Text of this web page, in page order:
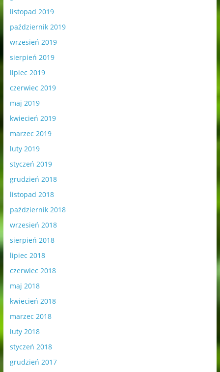
listopad 2019
październik 2019
wrzesień 2019
sierpień 2019
lipiec 2019
czerwiec 2019
maj 2019
kwiecień 2019
marzec 2019
luty 2019
styczeń 2019
grudzień 2018
listopad 2018
październik 2018
wrzesień 2018
sierpień 2018
lipiec 2018
czerwiec 2018
maj 2018
kwiecień 2018
marzec 2018
luty 2018
styczeń 2018
grudzień 2017